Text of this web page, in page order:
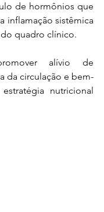
de hormônios que
inflamação sistêmica
quadro clínico.
alívio de
da circulação e bem-
nutricional